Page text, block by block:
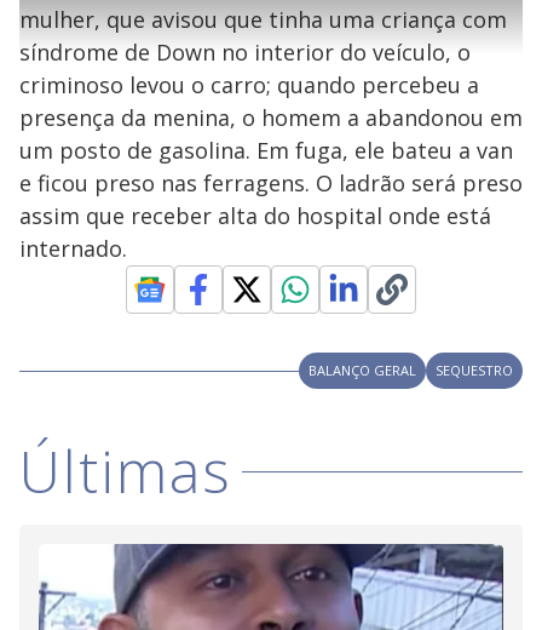
a
y
V
i
d
e
o
e
g
n
d
s
s
e
u
n
o
M
u
d
o
n
a
mulher, que avisou que tinha uma criança com
síndrome de Down no interior do veículo, o
criminoso levou o carro; quando percebeu a
presença da menina, o homem a abandonou em
um posto de gasolina. Em fuga, ele bateu a van
e ficou preso nas ferragens. O ladrão será preso
assim que receber alta do hospital onde está
internado.
BALANÇO GERAL SEQUESTRO
Últimas